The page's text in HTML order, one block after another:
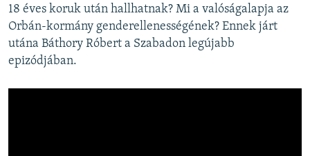
18 éves koruk után hallhatnak? Mi a valóságalapja az
Orbán-kormány genderellenességének? Ennek járt
utána Báthory Róbert a Szabadon legújabb
epizódjában.